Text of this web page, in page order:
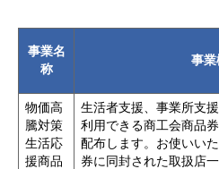
事業名
称
事業
物価高
騰対策
生活応
援商品
生活者支援、事業所支
利用できる商工会商品
配布します。お使いい
券に同封された取扱店